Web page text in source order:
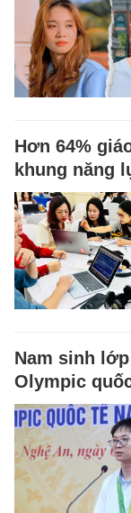
Hơn 64%
khung năng
Nam sinh
Olympic